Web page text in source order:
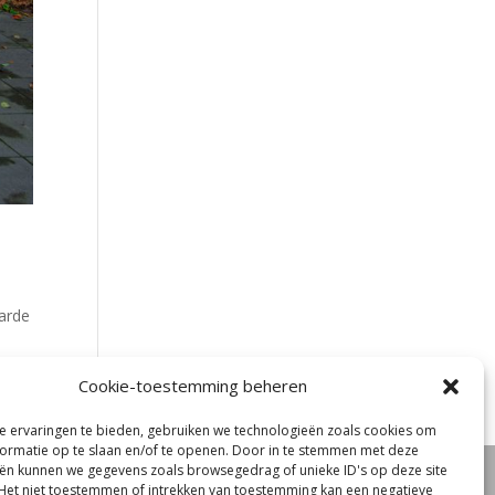
Cookie-toestemming beheren
ervaringen te bieden, gebruiken we technologieën zoals cookies om
op te slaan en/of te openen. Door in te stemmen met deze
kunnen we gegevens zoals browsegedrag of unieke ID's op deze site
niet toestemmen of intrekken van toestemming kan een negatieve